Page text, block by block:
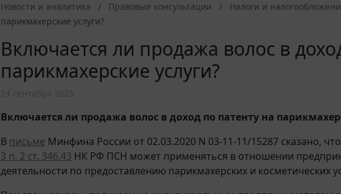
Новости и аналитика Правовые консультации Налоги и
парикмахерские услуги?
Включается ли продажа волос в
парикмахерские услуги?
Включается ли продажа волос в доход по патенту на
В письме Минфина России от 02.03.2020 N 03-11-11/15287 сказано,
3 п. 2 ст. 346.43 НК РФ ПСН может применяться в отношении
деятельности по предоставлению парикмахерских и косметических